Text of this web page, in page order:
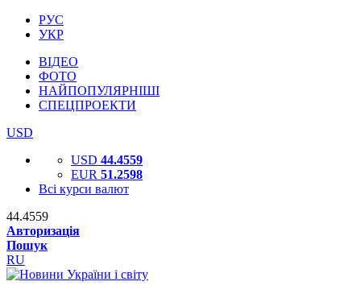
РУС
УКР
ВІДЕО
ФОТО
НАЙПОПУЛЯРНІШІ
СПЕЦПРОЕКТИ
USD
USD 44.4559
EUR 51.2598
Всі курси валют
44.4559
Авторизація
Пошук
RU